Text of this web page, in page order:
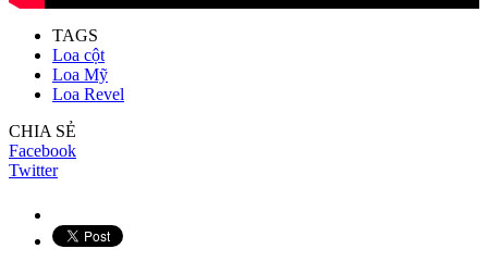
TAGS
Loa cột
Loa Mỹ
Loa Revel
CHIA SẺ
Facebook
Twitter